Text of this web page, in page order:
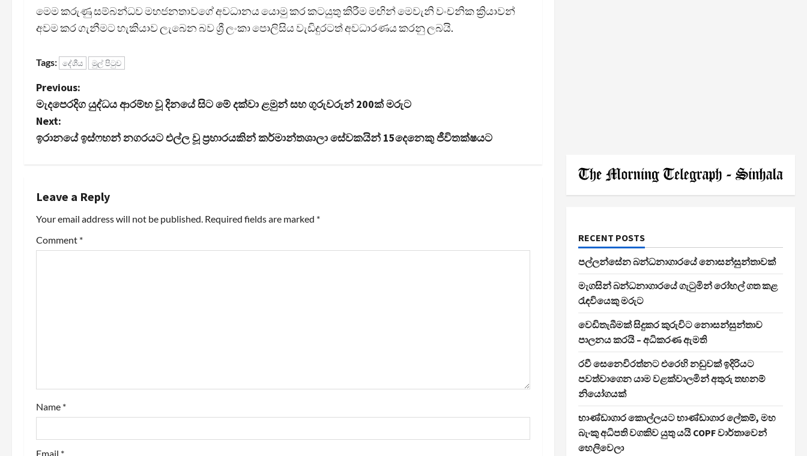
මෙම කරුණු සම්බන්ධව මහජනතාවගේ අවධානය යොමු කර කටයුතු කිරීම මඟින් මෙවැනි වංචනික ක්‍රියාවන්
අවම කර ගැනීමට හැකියාව ලැබෙන බව ශ්‍රී ලංකා පොලිසිය වැඩිදුරටත් අවධාරණය කරනු ලබයි.
Tags: දේශීය මුල් පිටුව
P
o
s
n
a
v
o
n
Previous:
මැදපෙරදිග යුද්ධය ආරම්භ වූ දිනයේ සිට මේ දක්වා ළමුන් සහ ගුරුවරුන් 200ක් මරුට
Next:
ඉරානයේ ඉස්ෆහන් නගරයට එල්ල වූ ප්‍රහාරයකින් කර්මාන්තශාලා සේවකයින් 15දෙනෙකු ජීවිතක්ෂයට
Leave a Reply
Your email address will not be published. Required fields are marked *
Comment *
Name *
Email *
RECENT POSTS
පල්ලන්සේන බන්ධනාගාරයේ නොසන්සුන්තාවක්
මැගසින් බන්ධනාගාරයේ ගැටුමින් රෝහල් ගත කළ
රැඳවියෙකු මරුට
වෙඩිතැබීමක් සිදුකර කුරුවිට නොසන්සුන්තාව
පාලනය කරයි – අධිකරණ ඇමති
රවී සෙනෙවිරත්නට එරෙහි නඩුවක් ඉදිරියට
පවත්වාගෙන යාම වළක්වාලමින් අතුරු තහනම්
නියෝගයක්
භාණ්ඩාගාර කොල්ලයට භාණ්ඩාගාර ලේකම්, මහ
බැංකු අධිපති වගකිව යුතු යයි COPF වාර්තාවෙන්
හෙලිවෙලා